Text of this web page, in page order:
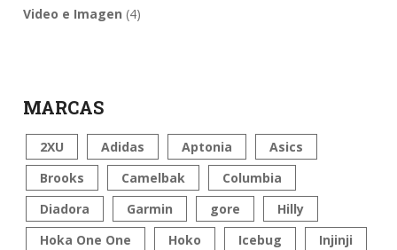
Video e Imagen (4)
MARCAS
2XU Adidas Aptonia
Asics
Brooks
Camelbak
Columbia
Diadora
Garmin gore
Hilly
Hoka One One
Hoko Icebug Injinji